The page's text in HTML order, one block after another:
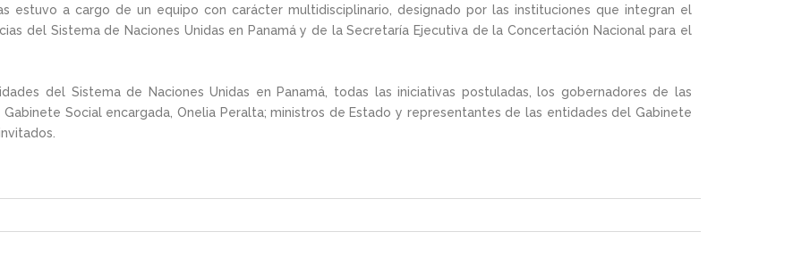
estuvo a cargo de un equipo con carácter multidisciplinario, designado por las instituciones que integran el
del Sistema de Naciones Unidas en Panamá y de la Secretaría Ejecutiva de la Concertación Nacional para el
del Sistema de Naciones Unidas en Panamá, todas las iniciativas postuladas, los gobernadores de las
Social encargada, Onelia Peralta; ministros de Estado y representantes de las entidades del Gabinete